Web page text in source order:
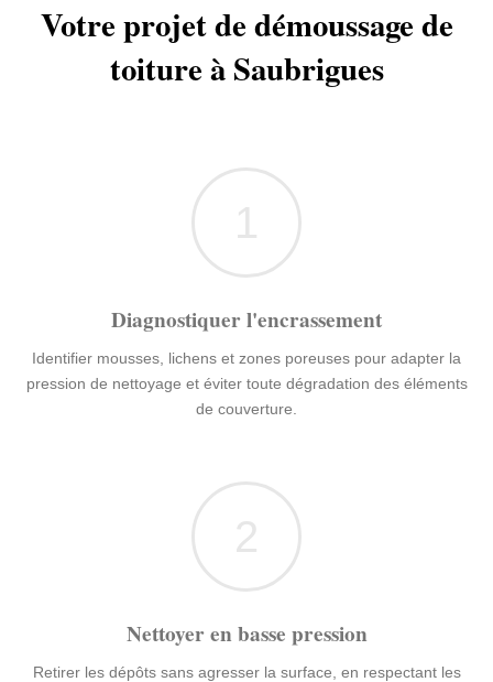
Votre projet de démoussage de
toiture à Saubrigues
1
Diagnostiquer l'encrassement
Identifier mousses, lichens et zones poreuses pour adapter la
pression de nettoyage et éviter toute dégradation des éléments
de couverture.
2
Nettoyer en basse pression
Retirer les dépôts sans agresser la surface, en respectant les